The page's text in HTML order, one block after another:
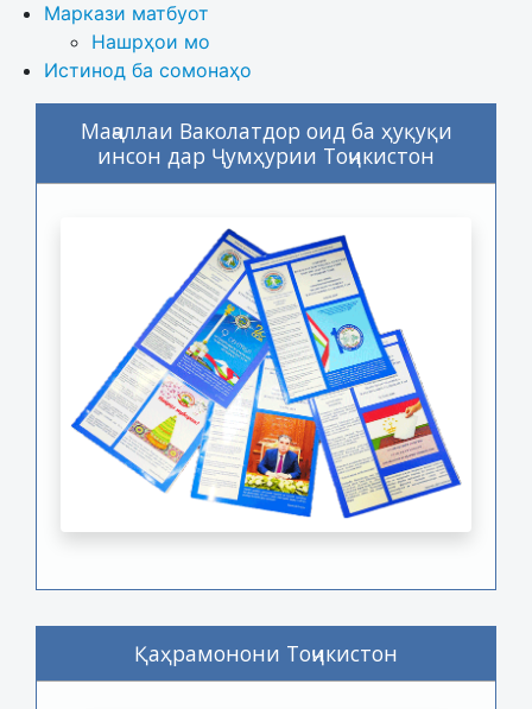
Маркази матбуот
Нашрҳои мо
Истинод ба сомонаҳо
Маҷаллаи Ваколатдор оид ба ҳуқуқи
инсон дар Ҷумҳурии Тоҷикистон
Қаҳрамонони Тоҷикистон